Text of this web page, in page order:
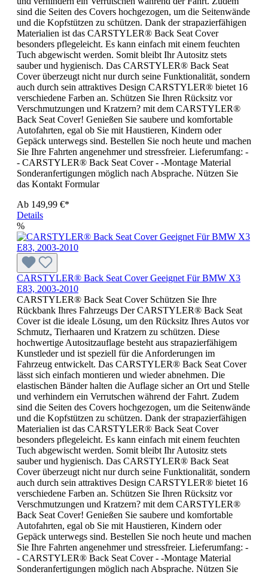
sind die Seiten des Covers hochgezogen, um die Seitenwände
und die Kopfstützen zu schützen. Dank der strapazierfähigen
Materialien ist das CARSTYLER® Back Seat Cover
besonders pflegeleicht. Es kann einfach mit einem feuchten
Tuch abgewischt werden. Somit bleibt Ihr Autositz stets
sauber und hygienisch. Das CARSTYLER® Back Seat
Cover überzeugt nicht nur durch seine Funktionalität, sondern
auch durch sein attraktives Design CARSTYLER® bietet 16
verschiedene Farben an. Schützen Sie Ihren Rücksitz vor
Verschmutzungen und Kratzern? mit dem CARSTYLER®
Back Seat Cover! Genießen Sie saubere und komfortable
Autofahrten, egal ob Sie mit Haustieren, Kindern oder
Gepäck unterwegs sind. Bestellen Sie noch heute und machen
Sie Ihre Fahrten angenehmer und stressfreier. Lieferumfang: -
- CARSTYLER® Back Seat Cover - -Montage Material
Sonderanfertigungen möglich nach Absprache. Nützen Sie
das Kontakt Formular
Ab 149,99 €*
Details
%
CARSTYLER® Back Seat Cover Geeignet Für BMW X3
E83, 2003-2010
CARSTYLER® Back Seat Cover Schützen Sie Ihre
Rückbank Ihres Fahrzeugs Der CARSTYLER® Back Seat
Cover ist die ideale Lösung, um den Rücksitz Ihres Autos vor
Schmutz, Tierhaaren und Kratzern zu schützen. Diese
hochwertige Autositzauflage besteht aus strapazierfähigem
Kunstleder und ist speziell für die Anforderungen im
Fahrzeug entwickelt. Das CARSTYLER® Back Seat Cover
lässt sich einfach montieren und wieder abnehmen. Die
elastischen Bänder halten die Auflage sicher an Ort und Stelle
und verhindern ein Verrutschen während der Fahrt. Zudem
sind die Seiten des Covers hochgezogen, um die Seitenwände
und die Kopfstützen zu schützen. Dank der strapazierfähigen
Materialien ist das CARSTYLER® Back Seat Cover
besonders pflegeleicht. Es kann einfach mit einem feuchten
Tuch abgewischt werden. Somit bleibt Ihr Autositz stets
sauber und hygienisch. Das CARSTYLER® Back Seat
Cover überzeugt nicht nur durch seine Funktionalität, sondern
auch durch sein attraktives Design CARSTYLER® bietet 16
verschiedene Farben an. Schützen Sie Ihren Rücksitz vor
Verschmutzungen und Kratzern? mit dem CARSTYLER®
Back Seat Cover! Genießen Sie saubere und komfortable
Autofahrten, egal ob Sie mit Haustieren, Kindern oder
Gepäck unterwegs sind. Bestellen Sie noch heute und machen
Sie Ihre Fahrten angenehmer und stressfreier. Lieferumfang: -
- CARSTYLER® Back Seat Cover - -Montage Material
Sonderanfertigungen möglich nach Absprache. Nützen Sie